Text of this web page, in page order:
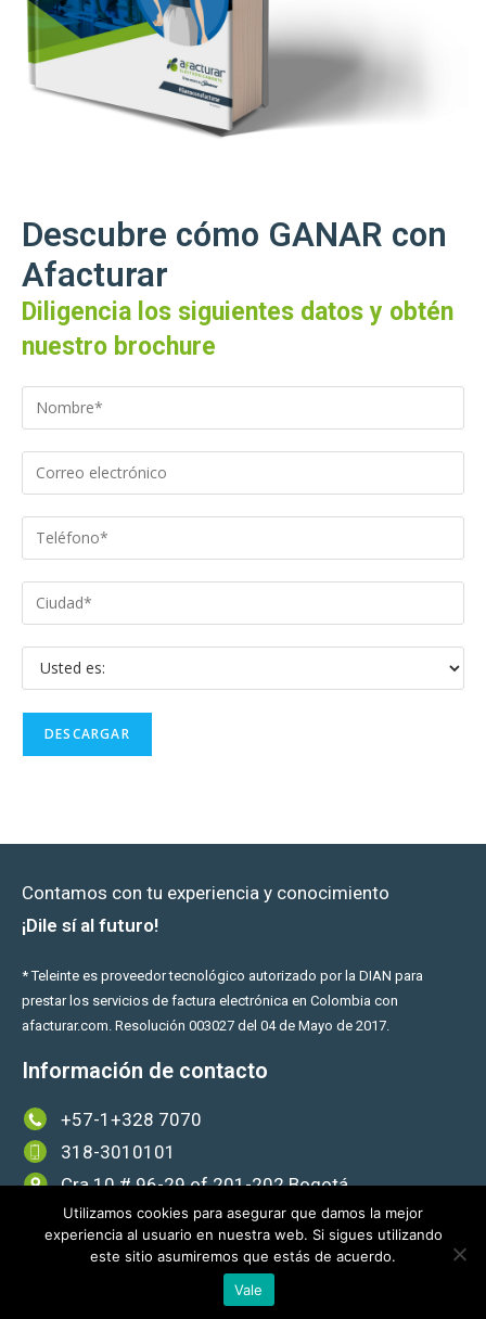
Descubre cómo GANAR con
Afacturar
Diligencia los siguientes datos y obtén
nuestro brochure
Contamos con tu experiencia y conocimiento
¡Dile sí al futuro!
* Teleinte es proveedor tecnológico autorizado por la DIAN para
prestar los servicios de factura electrónica en Colombia con
afacturar.com. Resolución 003027 del 04 de Mayo de 2017.
Información de contacto
+57-1+328 7070
318-3010101
Cra 10 # 96-29 of 201-202 Bogotá
#GanaconAfacturar
Utilizamos cookies para asegurar que damos la mejor
experiencia al usuario en nuestra web. Si sigues utilizando
este sitio asumiremos que estás de acuerdo.
Vale